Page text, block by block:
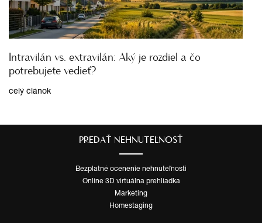
Intravilán vs. extravilán: Aký je rozdiel a čo
potrebujete vedieť?
celý článok
PREDAŤ NEHNUTEĽNOSŤ
Bezplatné ocenenie nehnuteľnosti
Online 3D virtuálna prehliadka
Marketing
Homestaging